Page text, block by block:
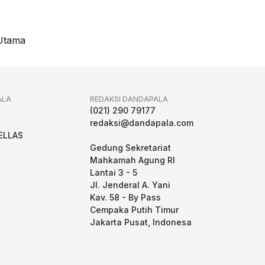
REDAKSI DANDAPALA
(021) 290 79177
redaksi@dandapala.com
Gedung Sekretariat
Mahkamah Agung RI
Lantai 3 - 5
Jl. Jenderal A. Yani
Kav. 58 - By Pass
Cempaka Putih Timur
Jakarta Pusat, Indonesa